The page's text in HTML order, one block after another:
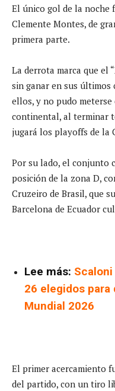
El único gol de la noche
Clemente Montes, de
primera parte.
La derrota marca que el
sin ganar en sus
ellos, y no pudo
continental, al terminar
jugará los playoffs de la
Por su lado, el conjunto
posición de la zona D,
Cruzeiro de Brasil, que
Barcelona de Ecuador
Lee más:
26 elegidos
Mundial 2026
El primer acercamiento
del partido, con un tiro